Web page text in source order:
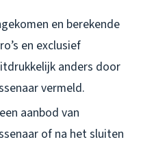
en berekende
en exclusief
anders door
vermeld.
aanbod van
of na het sluiten